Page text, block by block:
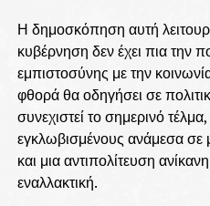
Η δημοσκόπηση αυτή
κυβέρνηση δεν έχει πια την
εμπιστοσύνης με την
φθορά θα οδηγήσει σε
συνεχιστεί το σημερινό
εγκλωβισμένους ανάμεσα
και μια αντιπολίτευση
εναλλακτική.